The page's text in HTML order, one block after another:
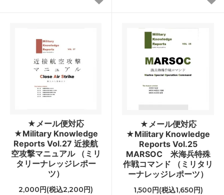
★メール便対応
★Military Knowledge
Reports Vol.27 近接航
空攻撃マニュアル （ミリ
タリーナレッジレポー
ツ）
2,000円(税込2,200円)
★メール便対応
★Military Knowledge
Reports Vol.25
MARSOC 米海兵特殊
作戦コマンド （ミリタリ
ーナレッジレポーツ）
1,500円(税込1,650円)